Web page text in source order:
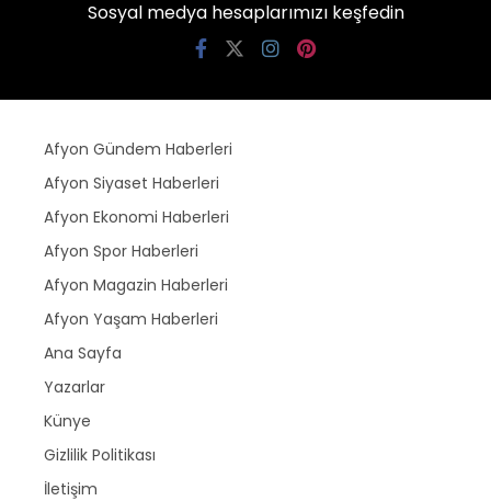
Sosyal medya hesaplarımızı keşfedin
Afyon Gündem Haberleri
Afyon Siyaset Haberleri
Afyon Ekonomi Haberleri
Afyon Spor Haberleri
Afyon Magazin Haberleri
Afyon Yaşam Haberleri
Ana Sayfa
Yazarlar
Künye
Gizlilik Politikası
İletişim